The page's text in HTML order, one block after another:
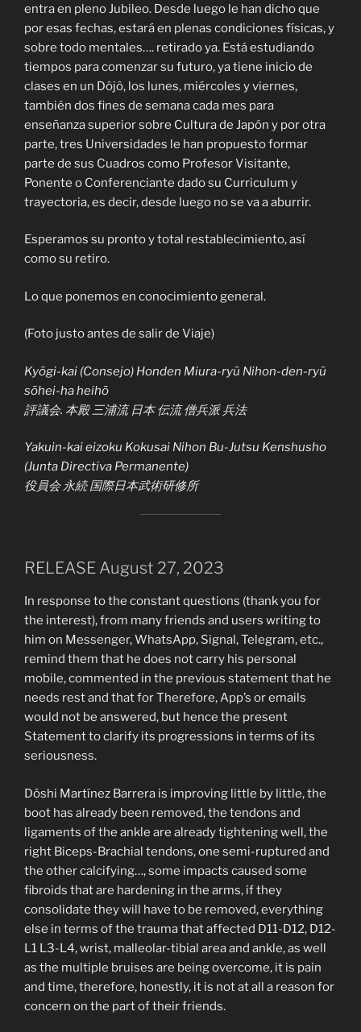
entra en pleno Jubileo. Desde luego le han dicho que
por esas fechas, estará en plenas condiciones físicas, y
sobre todo mentales…. retirado ya. Está estudiando
tiempos para comenzar su futuro, ya tiene inicio de
clases en un Dôjô, los lunes, miércoles y viernes,
también dos fines de semana cada mes para
enseñanza superior sobre Cultura de Japón y por otra
parte, tres Universidades le han propuesto formar
parte de sus Cuadros como Profesor Visitante,
Ponente o Conferenciante dado su Curriculum y
trayectoria, es decir, desde luego no se va a aburrir.
Esperamos su pronto y total restablecimiento, así
como su retiro.
Lo que ponemos en conocimiento general.
(Foto justo antes de salir de Viaje)
Kyōgi-kai (Consejo) Honden Miura-ryū Nihon-den-ryū
sōhei-ha heihō
評議会. 本殿 三浦流 日本 伝流 僧兵派 兵法
Yakuin-kai eizoku Kokusai Nihon Bu-Jutsu Kenshusho
(Junta Directiva Permanente)
役員会 永続 国際日本武術研修所
RELEASE August 27, 2023
In response to the constant questions (thank you for
the interest), from many friends and users writing to
him on Messenger, WhatsApp, Signal, Telegram, etc.,
remind them that he does not carry his personal
mobile, commented in the previous statement that he
needs rest and that for Therefore, App’s or emails
would not be answered, but hence the present
Statement to clarify its progressions in terms of its
seriousness.
Dôshi Martínez Barrera is improving little by little, the
boot has already been removed, the tendons and
ligaments of the ankle are already tightening well, the
right Biceps-Brachial tendons, one semi-ruptured and
the other calcifying…, some impacts caused some
fibroids that are hardening in the arms, if they
consolidate they will have to be removed, everything
else in terms of the trauma that affected D11-D12, D12-
L1 L3-L4, wrist, malleolar-tibial area and ankle, as well
as the multiple bruises are being overcome, it is pain
and time, therefore, honestly, it is not at all a reason for
concern on the part of their friends.